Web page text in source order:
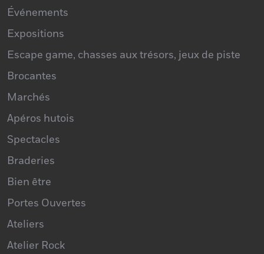
Événements
Expositions
Escape game, chasses aux trésors, jeux de piste
Brocantes
Marchés
Apéros hutois
Spectacles
Braderies
Bien être
Portes Ouvertes
Ateliers
Atelier Rock